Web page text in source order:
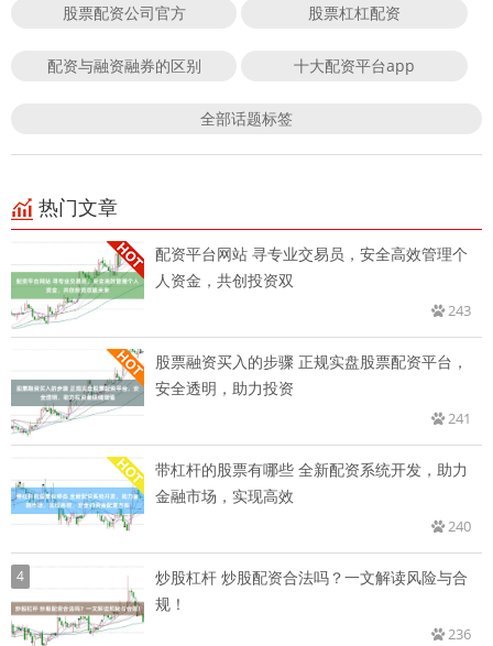
股票配资公司官方 股票杠杠配资
配资与融资融券的区别 十大配资平台app
全部话题标签
热门文章
配资平台网站 寻专业交易员，安全高效管理个
人资金，共创投资双
243
股票融资买入的步骤 正规实盘股票配资平台，
安全透明，助力投资
241
带杠杆的股票有哪些 全新配资系统开发，助力
金融市场，实现高效
240
4
炒股杠杆 炒股配资合法吗？一文解读风险与合
规！
236